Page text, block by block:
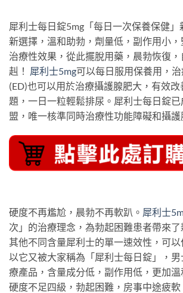
犀利士每日錠5mg「每日一次保養保健」
新選擇，溫和助勃，劑量低，副作用小
治療性效果，從此擺脫用藥，晨勃恢復，
赳！ 犀利士5mg可以每日服用保養用，
(ED)也可以用於治療攝護腺肥大，有效
題，一日一粒輕鬆排尿。犀利士每日錠
盟，唯一核準同時治療性功能障礙和攝護
硬度不再尷尬，晨勃不再軟趴。 犀利士
次」的治療理念，為勃起困難患者帶來
其他不同含量犀利士的單一速效性，可
以它又被大家稱為「犀利士每日錠」，
療產品，含量成分低，副作用低，更加
硬度不足四級，勃起困難，房事中途疲